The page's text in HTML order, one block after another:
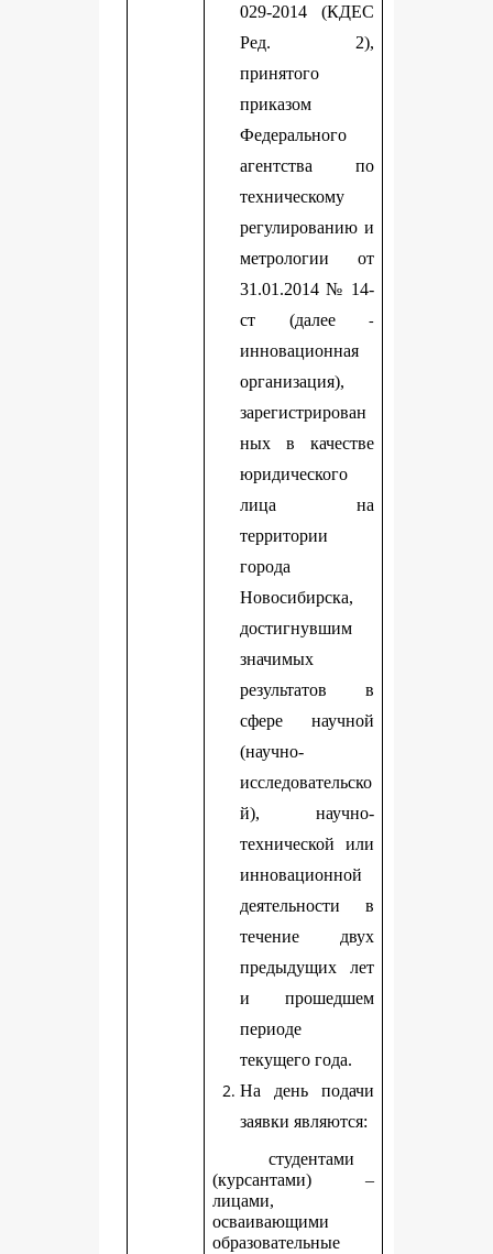
029-2014 (КДЕС
Ред. 2),
принятого
приказом
Федерального
агентства по
техническому
регулированию и
метрологии от
31.01.2014 № 14-
ст (далее -
инновационная
организация),
зарегистрирован
ных в качестве
юридического
лица на
территории
города
Новосибирска,
достигнувшим
значимых
результатов в
сфере научной
(научно-
исследовательско
й), научно-
технической или
инновационной
деятельности в
течение двух
предыдущих лет
и прошедшем
периоде
текущего года.
На день подачи
заявки являются:
студентами
(курсантами) –
лицами,
осваивающими
образовательные